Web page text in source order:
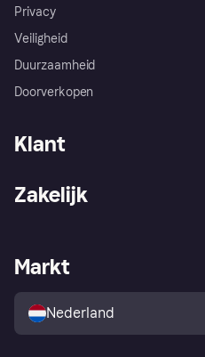
Privacy
Veiligheid
Duurzaamheid
Doorverkopen
Klant
Winkeloverzicht
Kopersbescherming voor
consumenten
Zakelijk
Zakelijke login
Markt
Nederland